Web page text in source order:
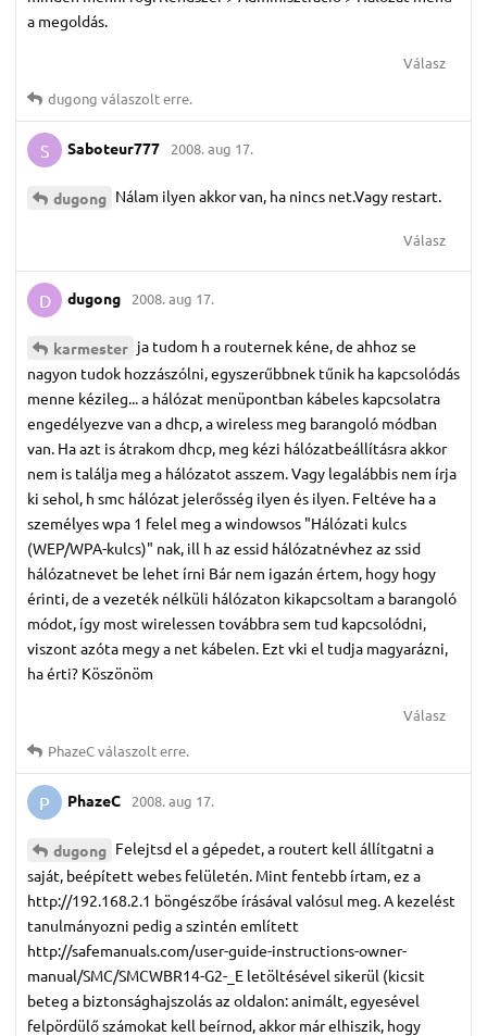
a megoldás.
Válasz
dugong válaszolt erre.
S Saboteur777 2008. aug 17.
dugong Nálam ilyen akkor van, ha nincs net.Vagy restart.
Válasz
D dugong 2008. aug 17.
karmester ja tudom h a routernek kéne, de ahhoz se
nagyon tudok hozzászólni, egyszerűbbnek tűnik ha kapcsolódás
menne kézileg... a hálózat menüpontban kábeles kapcsolatra
engedélyezve van a dhcp, a wireless meg barangoló módban
van. Ha azt is átrakom dhcp, meg kézi hálózatbeállításra akkor
nem is találja meg a hálózatot asszem. Vagy legalábbis nem írja
ki sehol, h smc hálózat jelerősség ilyen és ilyen. Feltéve ha a
személyes wpa 1 felel meg a windowsos "Hálózati kulcs
(WEP/WPA-kulcs)" nak, ill h az essid hálózatnévhez az ssid
hálózatnevet be lehet írni Bár nem igazán értem, hogy hogy
érinti, de a vezeték nélküli hálózaton kikapcsoltam a barangoló
módot, így most wirelessen továbbra sem tud kapcsolódni,
viszont azóta megy a net kábelen. Ezt vki el tudja magyarázni,
ha érti? Köszönöm
Válasz
PhazeCválaszolt erre.
P PhazeC 2008. aug 17.
dugong Felejtsd el a gépedet, a routert kell állítgatni a
saját, beépített webes felületén. Mint fentebb írtam, ez a
http://192.168.2.1 böngészőbe írásával valósul meg. A kezelést
tanulmányozni pedig a szintén említett
http://safemanuals.com/user-guide-instructions-owner-
manual/SMC/SMCWBR14-G2-_E letöltésével sikerül (kicsit
beteg a biztonsághajszolás az oldalon: animált, egyesével
felpördülő számokat kell beírnod, akkor már elhiszik, hogy